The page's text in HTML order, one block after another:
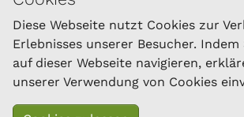
Diese Webseite nutzt Cookies zur
Erlebnisses unserer Besucher.
auf dieser Webseite navigieren,
unserer Verwendung von Cookies
Österreichischer Bundesverband für
Ziegen
Dresdner Straße 89/B1/18
1200 Wien
Tel.: 01/334 17 21-40